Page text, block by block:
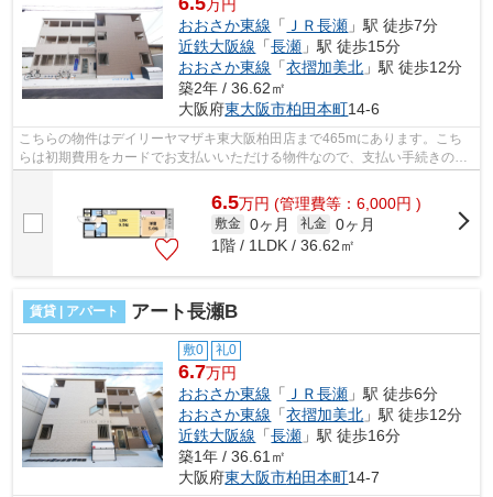
万円
おおさか東線 「 ＪＲ長瀬 」駅 徒歩7分
近鉄大阪線 「長瀬 」駅 徒歩15分
おおさか東線 「衣摺加美北 」駅 徒歩12分
築2年 / 36.62㎡
大阪府東大阪市柏田本町14-6
こちらの物件はデイリーヤマザキ東大阪柏田店まで465mにあります。こち
らは初期費用をカードでお支払いいただける物件なので、支払い手続きの手
6.5万円 (管理費等：6,000円 )
敷金 0ヶ月 礼金 0ヶ月
1階 / 1LDK / 36.62㎡
賃貸 | アパート アート長瀬B
敷0 礼0
6.7万円
おおさか東線 「 ＪＲ長瀬 」駅 徒歩6分
おおさか東線 「衣摺加美北 」駅 徒歩12分
近鉄大阪線 「長瀬 」駅 徒歩16分
築1年 / 36.61㎡
大阪府東大阪市柏田本町14-7